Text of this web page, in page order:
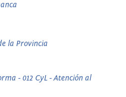
la Provincia
- 012 CyL - Atención al